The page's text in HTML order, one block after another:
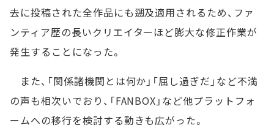
去に投稿された全作品にも遡及適用されるため、ファ
ンティア歴の長いクリエイターほど膨大な修正作業が
発生することになった。
また、「関係諸機関とは何か」「屈し過ぎだ」など不満
の声も相次いでおり、「FANBOX」など他プラットフォ
ームへの移行を検討する動きも広がった。